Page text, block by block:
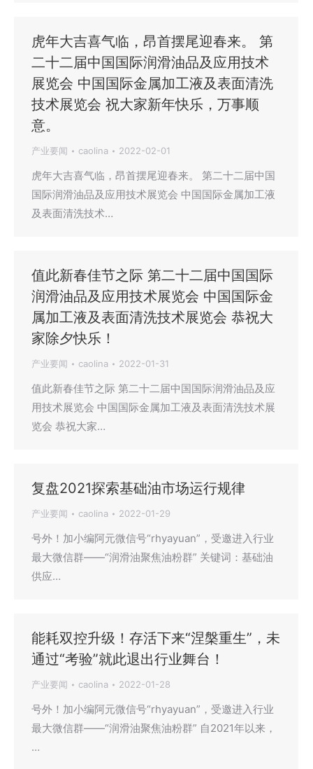
虎年大吉喜气临，昂首摆尾迎春来。 第
二十二届中国国际润滑油品及应用技术
展览会 中国国际金属加工液及表面清洗
技术展览会 祝大家新年快乐，万事顺
意。
产业要闻 caolina 2022-02-01
虎年大吉喜气临，昂首摆尾迎春来。 第二十二届中国
国际润滑油品及应用技术展览会 中国国际金属加工液
及表面清洗技术…
值此新春佳节之际 第二十二届中国国际
润滑油品及应用技术展览会 中国国际金
属加工液及表面清洗技术展览会 恭祝大
家除夕快乐！
产业要闻 caolina 2022-01-31
值此新春佳节之际 第二十二届中国国际润滑油品及应
用技术展览会 中国国际金属加工液及表面清洗技术展
览会 恭祝大家…
复盘2021探索基础油市场运行规律
产业要闻 caolina 2022-01-29
号外！加小编阿元微信号“rhyayuan”，受邀进入行业
最大微信群——“润滑油聚焦油粉群” 关键词：基础油
供应…
能耗双控升级！存活下来“涅槃重生”，未
通过“考验”就此退出行业舞台！
产业要闻 caolina 2022-01-28
号外！加小编阿元微信号“rhyayuan”，受邀进入行业
最大微信群——“润滑油聚焦油粉群” 自2021年以来，
…